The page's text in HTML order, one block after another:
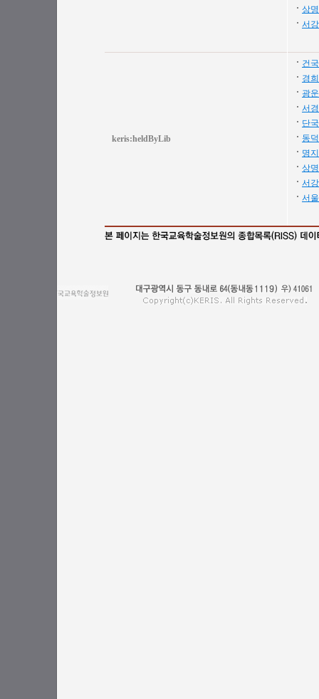
상
서
keris:heldByLib
건
경
광
서
단
동
명
상
서
서